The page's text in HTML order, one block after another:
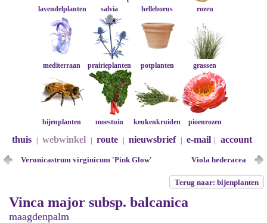
lavendelplanten salvia helleborus rozen
mediterraan prairieplanten potplanten grassen
bijenplanten moestuin keukenkruiden pioenrozen
thuis webwinkel route nieuwsbrief e-mail account
Veronicastrum virginicum 'Pink Glow' Viola hederacea
Terug naar: bijenplanten
Vinca major subsp. balcanica
maagdenpalm